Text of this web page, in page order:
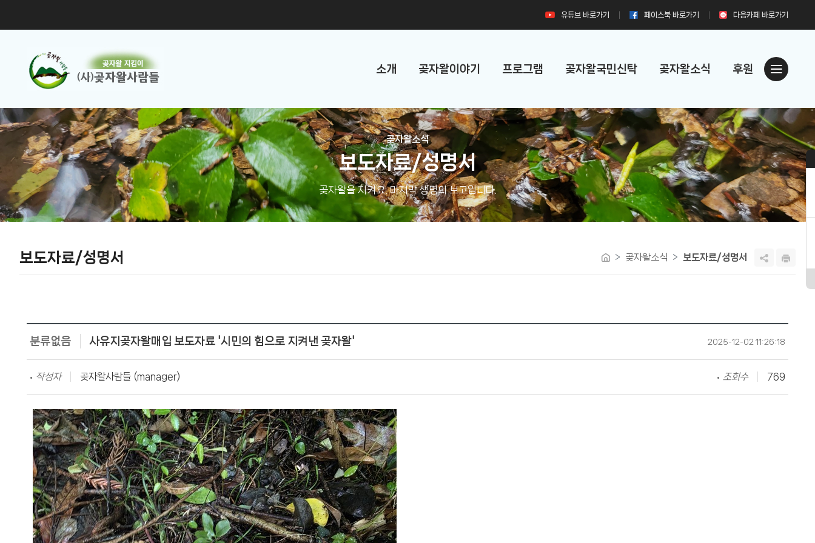
유튜브 바로가기 페이스북 바로가기 다음카페 바로가기
소개 곶자왈이야기 프로그램 곶자왈국민신탁 곶자왈소식 후원
곶자왈소식
보도자료/성명서
곶자왈을 지켜요! 마지막 생명의 보고입니다.
보도자료/성명서 곶자왈소식 보도자료/성명서
분류없음 사유지곶자왈매입 보도자료 '시민의 힘으로 지켜낸 곶자왈' 2025-12-02 11:26:18
작성자 곶자왈사람들 (manager) 조회수 769